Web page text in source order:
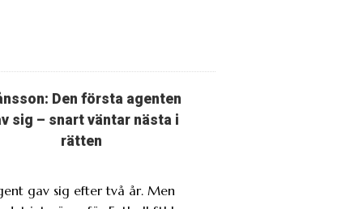
Den första agenten
sig – snart väntar nästa i
rätten
gav sig efter två år. Men